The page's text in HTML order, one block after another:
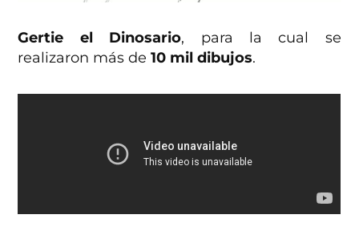
Gertie el Dinosario, para la cual se
realizaron más de10 mil dibujos.